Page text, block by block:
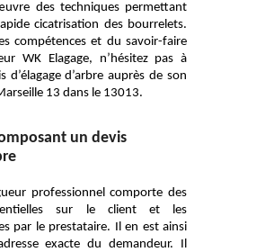
des techniques permettant
cicatrisation des bourrelets.
compétences et du savoir-faire
WK Elagage, n’hésitez pas à
d’élagage d’arbre auprès de son
13 dans le 13013.
un devis
professionnel comporte des
sur le client et les
par le prestataire. Il en est ainsi
exacte du demandeur. Il